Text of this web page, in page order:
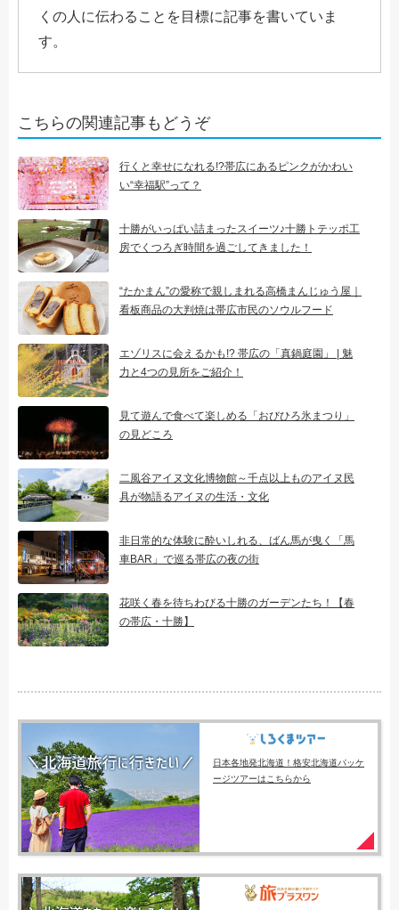
くの人に伝わることを目標に記事を書いていま
す。
こちらの関連記事もどうぞ
行くと幸せになれる!?帯広にあるピンクがかわい
い“幸福駅”って？
十勝がいっぱい詰まったスイーツ♪十勝トテッポ工
房でくつろぎ時間を過ごしてきました！
“たかまん”の愛称で親しまれる高橋まんじゅう屋｜
看板商品の大判焼は帯広市民のソウルフード
エゾリスに会えるかも!? 帯広の「真鍋庭園」 | 魅
力と4つの見所をご紹介！
見て遊んで食べて楽しめる「おびひろ氷まつり」
の見どころ
二風谷アイヌ文化博物館～千点以上ものアイヌ民
具が物語るアイヌの生活・文化
非日常的な体験に酔いしれる、ばん馬が曳く「馬
車BAR」で巡る帯広の夜の街
花咲く春を待ちわびる十勝のガーデンたち！【春
の帯広・十勝】
日本各地発北海道！格安北海道パッケ
ージツアーはこちらから